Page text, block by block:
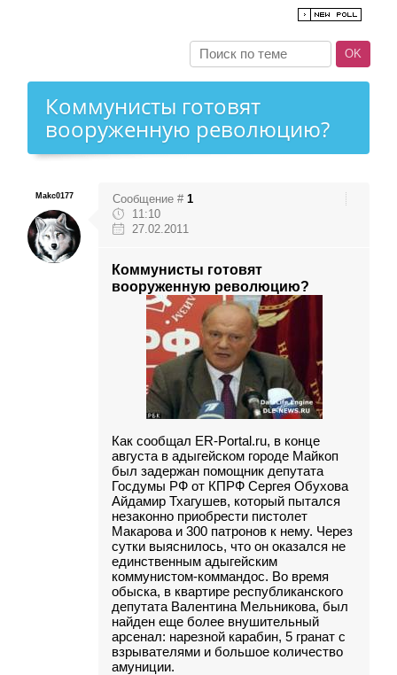
Коммунисты готовят
вооруженную революцию?
Makc0177 Сообщение # 1
11:10
27.02.2011
Коммунисты готовят
вооруженную революцию?
Как сообщал ER-Portal.ru, в конце
августа в адыгейском городе Майкоп
был задержан помощник депутата
Госдумы РФ от КПРФ Сергея Обухова
Айдамир Тхагушев, который пытался
незаконно приобрести пистолет
Макарова и 300 патронов к нему. Через
сутки выяснилось, что он оказался не
единственным адыгейским
коммунистом-коммандос. Во время
обыска, в квартире республиканского
депутата Валентина Мельникова, был
найден еще более внушительный
арсенал: нарезной карабин, 5 гранат с
взрывателями и большое количество
амуниции.